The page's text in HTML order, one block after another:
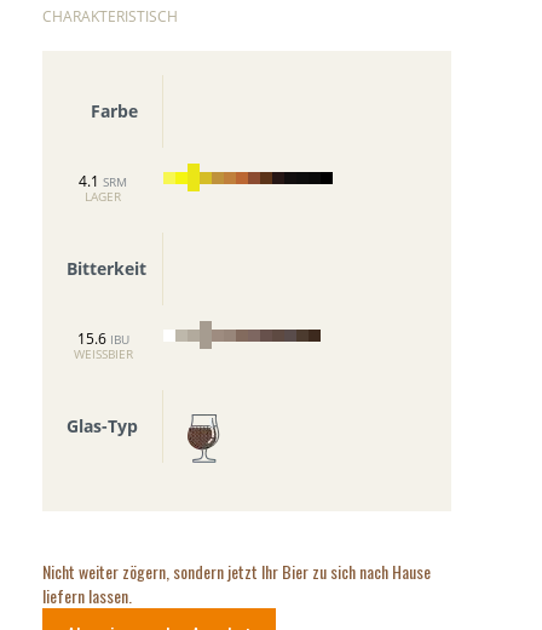
CHARAKTERISTISCH
Farbe
4.1 SRM
LAGER
Bitterkeit
15.6 IBU
WEISSBIER
Glas-Typ
Nicht weiter zögern, sondern jetzt Ihr Bier zu sich nach Hause
liefern lassen.